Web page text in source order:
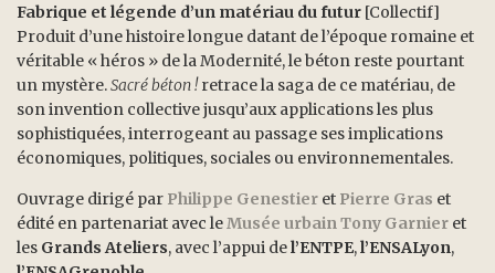
Fabrique et légende d’un matériau du futur [Collectif]
Produit d’une histoire longue datant de l’époque romaine et
véritable « héros » de la Modernité, le béton reste pourtant
un mystère.Sacré béton ! retrace la saga de ce matériau, de
son invention collective jusqu’aux applications les plus
sophistiquées, interrogeant au passage ses implications
économiques, politiques, sociales ou environnementales.
Ouvrage dirigé par Philippe Genestier et Pierre Gras et
édité en partenariat avec leMusée urbain Tony Garnier et
les Grands Ateliers, avec l’appui del’ENTPE,l’ENSALyon,